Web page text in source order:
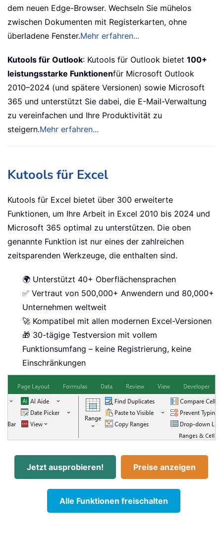
dem neuen Edge-Browser. Wechseln Sie mühelos
zwischen Dokumenten mit Registerkarten, ohne
überladene Fenster.Mehr erfahren...
Kutools für Outlook: Kutools für Outlook bietet 100+
leistungsstarke Funktionenfür Microsoft Outlook
2010–2024 (und spätere Versionen) sowie Microsoft
365 und unterstützt Sie dabei, die E-Mail-Verwaltung
zu vereinfachen und Ihre Produktivität zu
steigern.Mehr erfahren...
Kutools für Excel
Kutools für Excel bietet über 300 erweiterte
Funktionen, um Ihre Arbeit in Excel 2010 bis 2024 und
Microsoft 365 optimal zu unterstützen. Die oben
genannte Funktion ist nur eines der zahlreichen
zeitsparenden Werkzeuge, die enthalten sind.
🌍 Unterstützt 40+ Oberflächensprachen
✅ Vertraut von 500,000+ Anwendern und 80,000+
Unternehmen weltweit
🚀 Kompatibel mit allen modernen Excel-Versionen
🎁 30-tägige Testversion mit vollem
Funktionsumfang – keine Registrierung, keine
Einschränkungen
Jetzt ausprobieren! Preise anzeigen
Alle Funktionen freischalten